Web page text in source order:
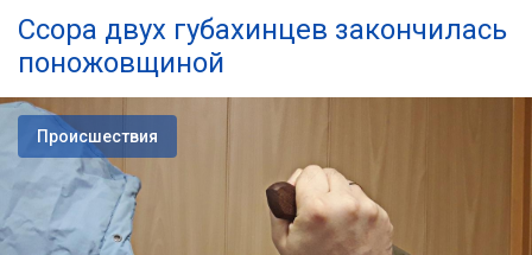
Наши интервью
Ссора двух губахинцев закончилась
поножовщиной
Происшествия